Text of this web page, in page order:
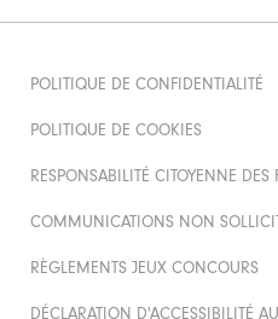
POLITIQUE DE CONFIDENTIALITÉ
POLITIQUE DE COOKIES
RESPONSABILITÉ CITOYENNE DES
COMMUNICATIONS NON
RÈGLEMENTS JEUX CONCOURS
DÉCLARATION D'ACCESSIBILITÉ